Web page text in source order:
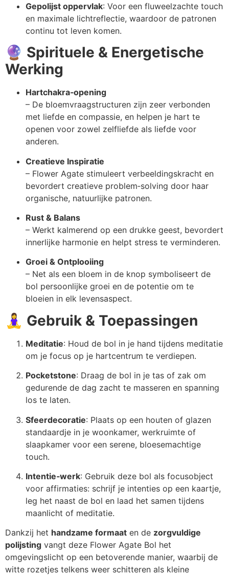
Gepolijst oppervlak: Voor een fluweelzachte touch
en maximale lichtreflectie, waardoor de patronen
continu tot leven komen.
🔮 Spirituele & Energetische
Werking
Hartchakra‑opening
– De bloemvraagstructuren zijn zeer verbonden
met liefde en compassie, en helpen je hart te
openen voor zowel zelfliefde als liefde voor
anderen.
Creatieve Inspiratie
– Flower Agate stimuleert verbeeldingskracht en
bevordert creatieve problem‑solving door haar
organische, natuurlijke patronen.
Rust & Balans
– Werkt kalmerend op een drukke geest, bevordert
innerlijke harmonie en helpt stress te verminderen.
Groei & Ontplooiing
– Net als een bloem in de knop symboliseert de
bol persoonlijke groei en de potentie om te
bloeien in elk levensaspect.
🧘‍♀️ Gebruik & Toepassingen
Meditatie: Houd de bol in je hand tijdens meditatie
om je focus op je hartcentrum te verdiepen.
Pocketstone: Draag de bol in je tas of zak om
gedurende de dag zacht te masseren en spanning
los te laten.
Sfeerdecoratie: Plaats op een houten of glazen
standaardje in je woonkamer, werkruimte of
slaapkamer voor een serene, bloesemachtige
touch.
Intentie‑werk: Gebruik deze bol als focusobject
voor affirmaties: schrijf je intenties op een kaartje,
leg het naast de bol en laad het samen tijdens
maanlicht of meditatie.
Dankzij het handzame formaat en de zorgvuldige
polijsting vangt deze Flower Agate Bol het
omgevingslicht op een betoverende manier, waarbij de
witte rozetjes telkens weer schitteren als kleine